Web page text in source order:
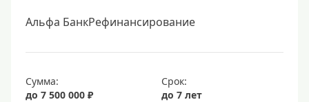
Альфа БанкРефинансирование
Сумма:
до 7 500 000 ₽
Срок:
до 7 лет